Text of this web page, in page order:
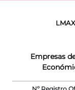
Empresas